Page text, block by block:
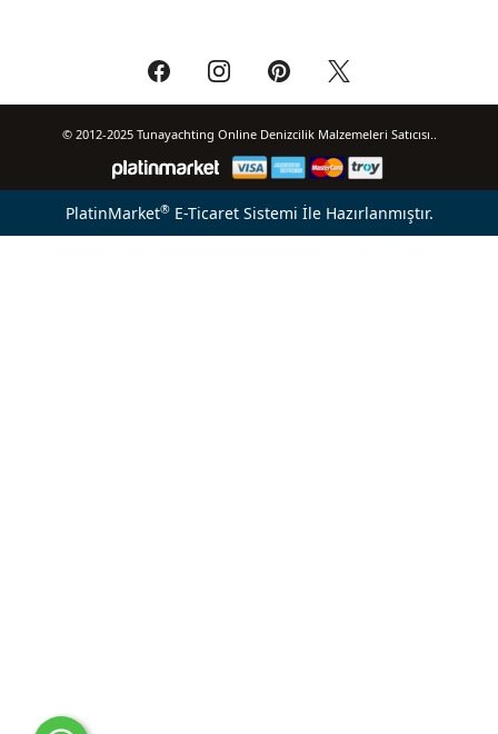
© 2012-2025 Tunayachting Online Denizcilik Malzemeleri Satıcısı..
PlatinMarket®E-Ticaret Sistemi İle Hazırlanmıştır.